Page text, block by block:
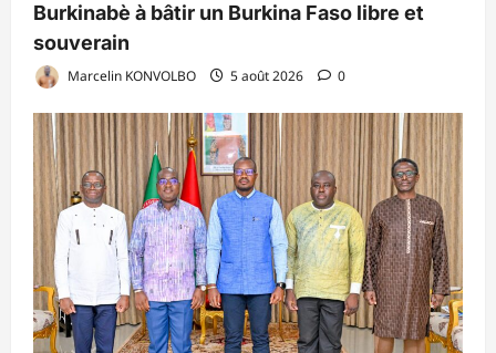
Burkinabè à bâtir un Burkina Faso libre et
souverain
Marcelin KONVOLBO 5 août 2026 0